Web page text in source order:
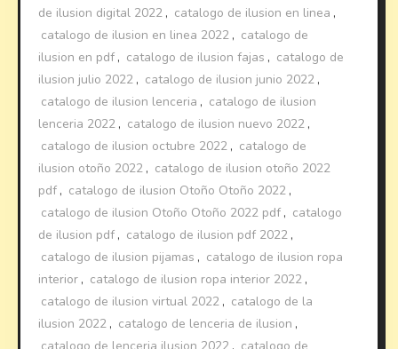
de ilusion digital 2022 , catalogo de ilusion en linea ,
catalogo de ilusion en linea 2022 , catalogo de
ilusion en pdf , catalogo de ilusion fajas , catalogo de
ilusion julio 2022 , catalogo de ilusion junio 2022 ,
catalogo de ilusion lenceria , catalogo de ilusion
lenceria 2022 , catalogo de ilusion nuevo 2022 ,
catalogo de ilusion octubre 2022 , catalogo de
ilusion otoño 2022 , catalogo de ilusion otoño 2022
pdf , catalogo de ilusion Otoño Otoño 2022 ,
catalogo de ilusion Otoño Otoño 2022 pdf , catalogo
de ilusion pdf , catalogo de ilusion pdf 2022 ,
catalogo de ilusion pijamas , catalogo de ilusion ropa
interior , catalogo de ilusion ropa interior 2022 ,
catalogo de ilusion virtual 2022 , catalogo de la
ilusion 2022 , catalogo de lenceria de ilusion ,
catalogo de lenceria ilusion 2022 , catalogo de